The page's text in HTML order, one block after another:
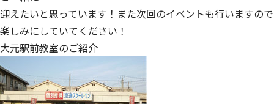
迎えたいと思っています！また次回のイベントも行いますので
楽しみにしていてください！
大元駅前教室のご紹介